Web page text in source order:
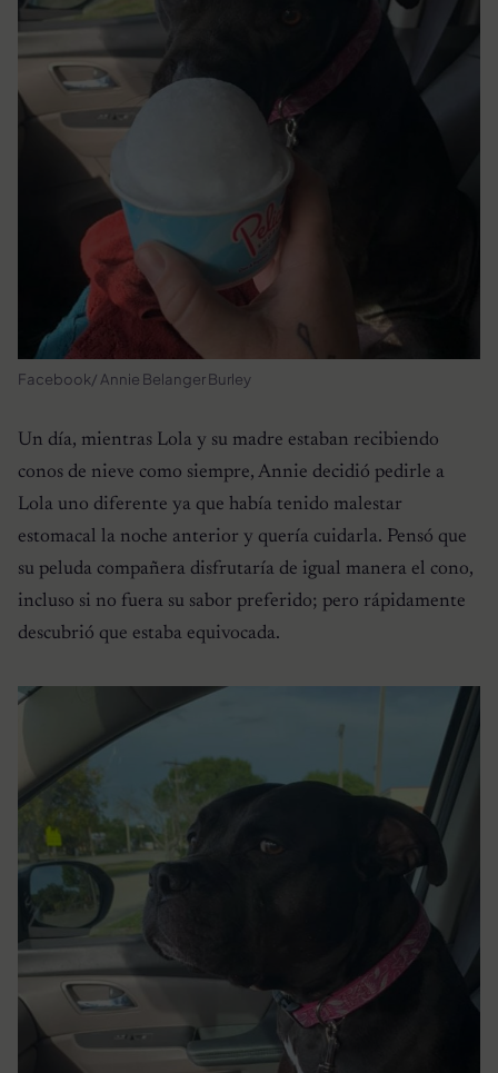
Facebook/ Annie Belanger Burley
Un día, mientras Lola y su madre estaban recibiendo
conos de nieve como siempre, Annie decidió pedirle a
Lola uno diferente ya que había tenido malestar
estomacal la noche anterior y quería cuidarla. Pensó que
su peluda compañera disfrutaría de igual manera el cono,
incluso si no fuera su sabor preferido; pero rápidamente
descubrió que estaba equivocada.